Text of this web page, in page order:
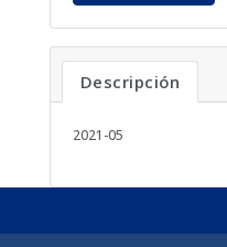
Descripción
2021-05